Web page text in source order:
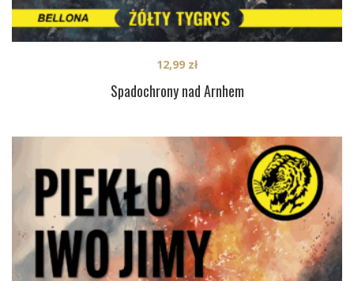
Spadochrony nad Arnhem
12,99 zł